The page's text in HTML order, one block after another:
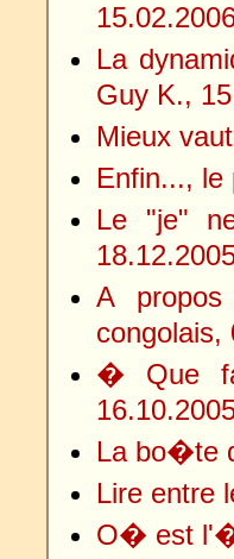
La
Guy K.,
Mieux
Enfin...,
Le "je"
A
congolais,
� Que
La bo�te
Lire entre
O� est